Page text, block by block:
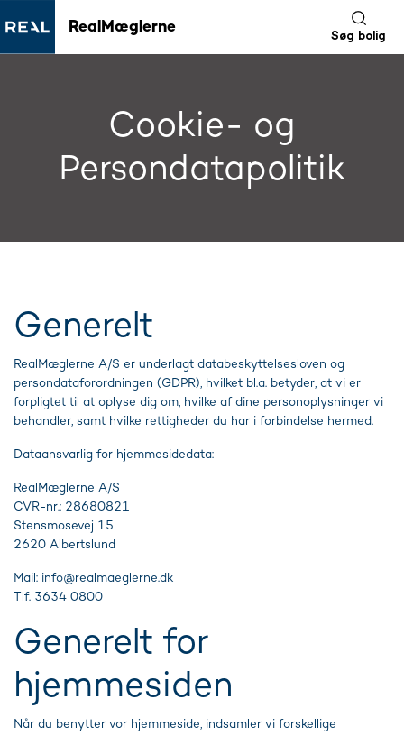
RealMæglerne
Søg bolig
Cookie- og
Persondatapolitik
Generelt
RealMæglerne A/S er underlagt databeskyttelsesloven og
persondataforordningen (GDPR), hvilket bl.a. betyder, at vi er
forpligtet til at oplyse dig om, hvilke af dine personoplysninger vi
behandler, samt hvilke rettigheder du har i forbindelse hermed.
Dataansvarlig for hjemmesidedata:
RealMæglerne A/S
CVR-nr.: 28680821
Stensmosevej 15
2620 Albertslund
Mail: info@realmaeglerne.dk
Tlf. 3634 0800
Generelt for
hjemmesiden
Når du benytter vor hjemmeside, indsamler vi forskellige